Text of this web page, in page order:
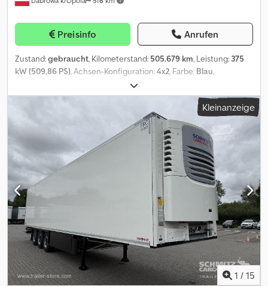
Preisinfo Anrufen
Zustand:gebraucht, Kilometerstand: 505.679 km, Leistung: 375
kW (509,86 PS), Achsen-Konfiguration:4x2, Farbe: Blau,
, Emissionsklasse:
5.980 mm, Gesamtbreite:2.550 mm, Gesamthöhe:3.880 mm,
ABS, Differentialsperre, Klimaanlage,
Zentralverriegelung, elektrisch verstellbarer Spiegel,
elektrische Fensterheberregelung , = Weitere Optionen und
Zubehör = - Heizung - Klimaanlage - Radio = Weitere
Informationen = Cjdpfx Aoyyltvohtsha Leergewicht: 7.818 kg
Zuladung: 10.182 kg zGG: 18.000 kg
Kleinanzeige
1 / 15